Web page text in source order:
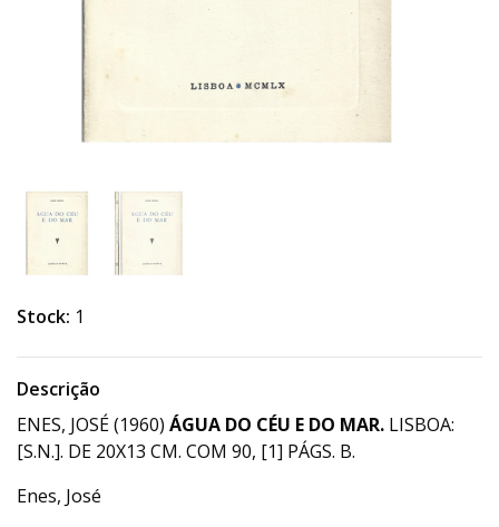
Stock: 1
Descrição
ENES, JOSÉ (1960) ÁGUA DO CÉU E DO MAR. LISBOA:
[S.N.]. DE 20X13 CM. COM 90, [1] PÁGS. B.
Enes, José